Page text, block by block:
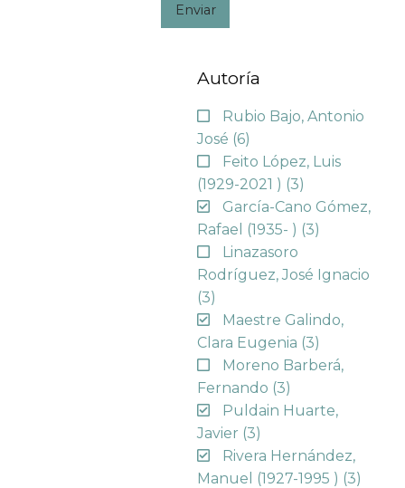
Enviar
Autoría
Rubio Bajo, Antonio
José (6)
Feito López, Luis
(1929-2021 ) (3)
García-Cano Gómez,
Rafael (1935- ) (3)
Linazasoro
Rodríguez, José Ignacio
(3)
Maestre Galindo,
Clara Eugenia (3)
Moreno Barberá,
Fernando (3)
Puldain Huarte,
Javier (3)
Rivera Hernández,
Manuel (1927-1995 ) (3)